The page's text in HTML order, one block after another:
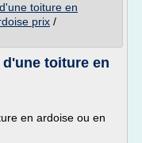
toiture en
prix /
toiture en
en ardoise ou en